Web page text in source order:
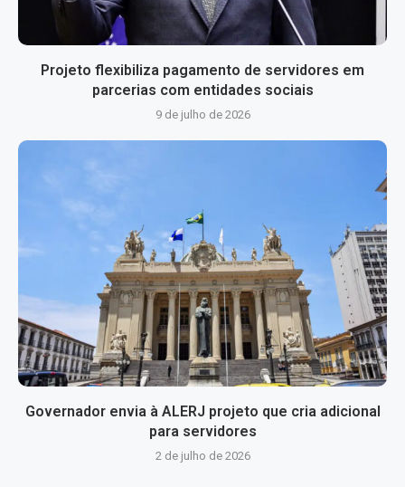
Projeto flexibiliza pagamento de servidores em
parcerias com entidades sociais
9 de julho de 2026
Governador envia à ALERJ projeto que cria adicional
para servidores
2 de julho de 2026